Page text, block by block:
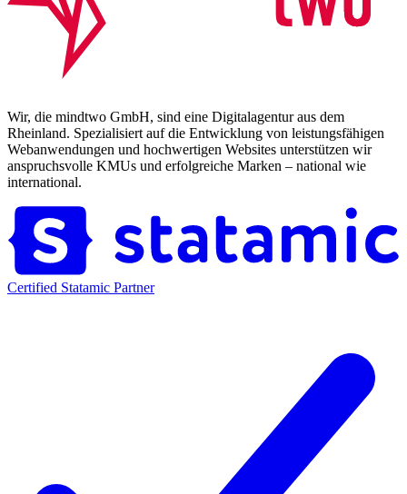
Wir, die mindtwo GmbH, sind eine Digitalagentur aus dem
Rheinland. Spezialisiert auf die Entwicklung von leistungsfähigen
Webanwendungen und hochwertigen Websites unterstützen wir
anspruchsvolle KMUs und erfolgreiche Marken – national wie
international.
Certified Statamic Partner